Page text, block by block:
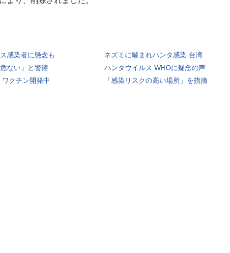
感染者に懸念も
ネズミに噛まれハンタ感染 台湾
ない」と警鐘
ハンタウイルス WHOに疑念の声
クチン開発中
「感染リスクの高い場所」を指摘